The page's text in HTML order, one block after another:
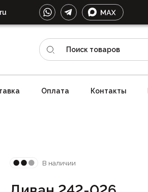
Оплата Контакты
В наличии